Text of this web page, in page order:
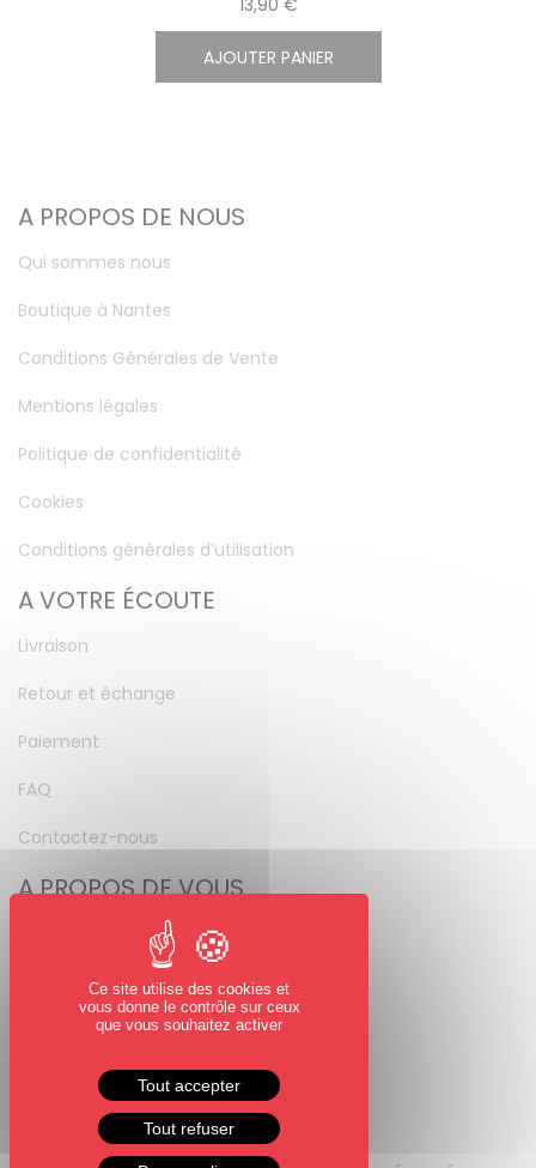
13,90 €
AJOUTER PANIER
A PROPOS DE NOUS
Qui sommes nous
Boutique à Nantes
Conditions Générales de Vente
Mentions légales
Politique de confidentialité
Cookies
Conditions générales d’utilisation
A VOTRE ÉCOUTE
Livraison
Retour et échange
Paiement
FAQ
Contactez-nous
A PROPOS DE VOUS
Mot de passe perdu
NOUS SUIVRE
Facebook
Instagram
Ce site utilise des cookies et
vous donne le contrôle sur ceux
que vous souhaitez activer
Tout accepter
Tout refuser